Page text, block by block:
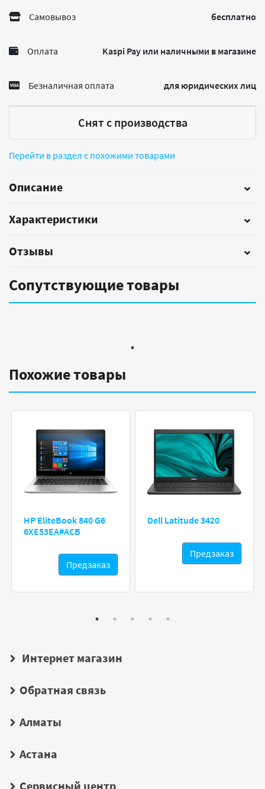
Самовывоз бесплатно
Оплата Kaspi Pay или наличными в магазине
Безналичная оплата для юридических лиц
Снят с производства
Перейти в раздел с похожими товарами
Описание
Характеристики
Отзывы
Сопутствующие товары
Похожие товары
HP EliteBook 840 G6
6XE53EA#ACB
Предзаказ
Dell Latitude 3420
Предзаказ
Интернет магазин
Обратная связь
Алматы
Астана
Сервисный центр